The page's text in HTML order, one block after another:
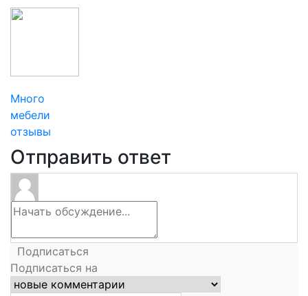
Много
мебели
отзывы
Отправить ответ
Подписаться
Подписаться на